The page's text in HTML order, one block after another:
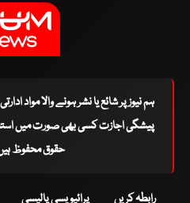
ہم نیوز پر شائع یا نشر ہونے والا مواد
پیشگی اجازت کسی بھی صورت میں
حقوق محفوظ ہیں ©
رابطہ کریں پرائیویسی پالیسی